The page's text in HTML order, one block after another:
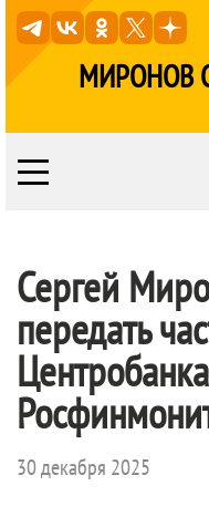
МИРОНОВ
Сергей
передать
Центробанка
30 декабря 2025